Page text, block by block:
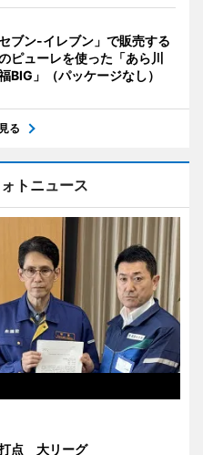
ブン-イレブン」で販売する
ピューレを使った「あら川
BIG」（パッケージなし）
る
トニュース
点 大リーグ